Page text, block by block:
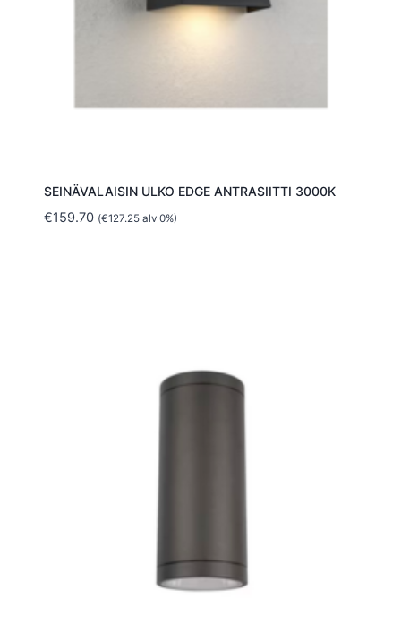
SEINÄVALAISIN ULKO EDGE ANTRASIITTI 3000K
€159.70 (€127.25alv 0%)